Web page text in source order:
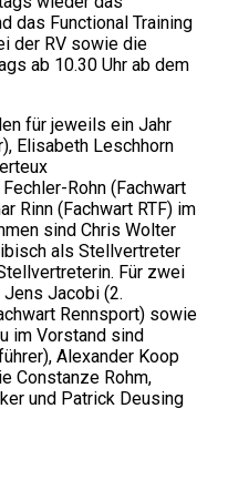
das Functional Training
der RV sowie die
ab 10.30 Uhr ab dem
für jeweils ein Jahr
Elisabeth Leschhorn
Rohn (Fachwart
Rinn (Fachwart RTF) im
sind Chris Wolter
als Stellvertreter
Für zwei
Jacobi (2.
Rennsport) sowie
im Vorstand sind
Alexander Koop
Constanze Rohm,
und Patrick Deusing